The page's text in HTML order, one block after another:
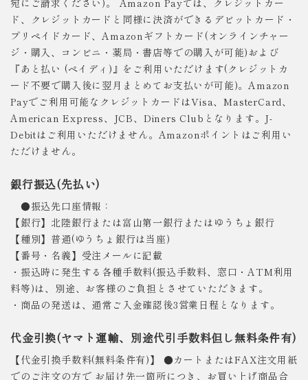
宛にご請求ください)。 Amazon Payでは、クレジットカー
ド、クレジットカードと同様に決済ができるデビットカード・
プリペイドカード、Amazonギフトカード(オンラインチャー
ジ・購入、コンビニ・薬局・書店等での購入が可能)および
『あと払い (ペイディ)』をご利用いただけます(クレジットカ
ード不要で購入後に翌月まとめてお支払いが可能)。Amazon
Payでご利用可能なクレジットカードはVisa、MasterCard、
American Express、JCB、Diners Clubとなります。J-
Debitはご利用いただけません。Amazonポイントはご利用い
ただけません。
銀行振込(先払い)
●振込先口座情報：
【銀行】北陸銀行または富山第一銀行またはゆうちょ銀行
【種別】普通(ゆうちょ銀行は当座)
【番号・名義】受注メールに記載
・振込時に発生する各種手数料(振込手数料、窓口・ATM利用
料等)は、別途、お客様のご負担とさせていただきます。
・商品の発送は、通常ご入金確認後3営業日程となります。
代金引換(ヤマト運輸、別途代引手数料但し無料条件有)
【代金引換手数料(無料条件有)】 ●カートまたはFAX注文用紙
でのご注文の方で お届け先一箇所につき、お買い上げ商品合